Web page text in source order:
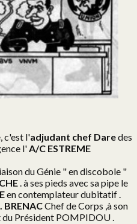
c'est l'adjudant chef Daredes
l'A/C ESTREME
du Génie " en discobole "
. à ses pieds avec sa pipe le
en contemplateur dubitatif .
BRENACChef de Corps ,à son
du Président POMPIDOU .